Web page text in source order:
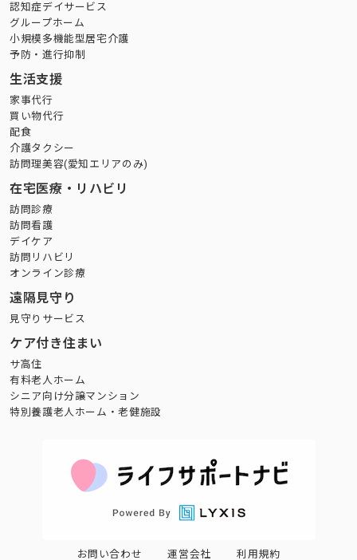
認知症デイサービス
グループホーム
小規模多機能型居宅介護
予防・進行抑制
生活支援
家事代行
買い物代行
配食
介護タクシー
訪問理美容(愛知エリアのみ)
在宅医療・リハビリ
訪問診療
訪問看護
デイケア
訪問リハビリ
オンライン診療
遠隔見守り
見守りサービス
ケア付き住まい
サ高住
有料老人ホーム
シニア向け分譲マンション
特別養護老人ホーム・老健施設
お問い合わせ 運営会社 利用規約